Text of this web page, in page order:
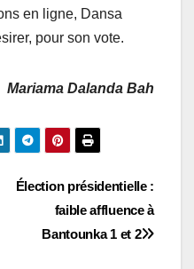
en ligne, Dansa
pour son vote.
Mariama Dalanda Bah
Élection présidentielle :
faible affluence à
Bantounka 1 et 2